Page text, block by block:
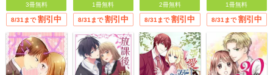
3冊無料
8/31まで 割引中
1冊無料
8/31まで 割引中
2冊無料
8/31まで 割引中
1冊無料
8/31まで 割引中